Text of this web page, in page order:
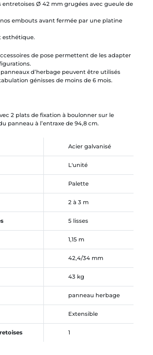
entretoises Ø 42 mm grugées avec gueule de
embouts avant fermée par une platine
esthétique.
de pose permettent de les adapter
d’herbage peuvent être utilisés
génisses de moins de 6 mois.
2 plats de fixation à boulonner sur le
panneau à l’entraxe de 94,8 cm.
Acier galvanisé
L'unité
Palette
2 à 3 m
5 lisses
1,15 m
42,4/34 mm
43 kg
panneau herbage
Extensible
1